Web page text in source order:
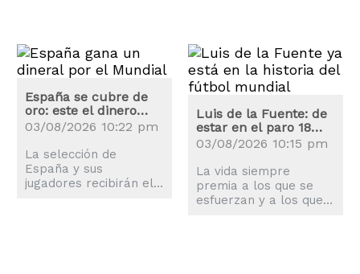
España se cubre de
oro: este el dinero
que recibirán la
selección y los
jugadores
03/08/2026 10:22 pm
La selección de
España y sus
jugadores recibirán el
Luis de la Fuente: de
estar en el paro 18
meses a campeón del
mundo
03/08/2026 10:15 pm
La vida siempre
premia a los que se
esfuerzan y a los que